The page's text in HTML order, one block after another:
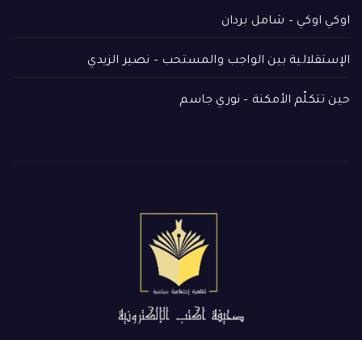
اوكي اوكي – شامل بردان
الإستقلالية بين الواجب والمستحب – نصير الزيدي
حين تتكلّم الأمكنة – نوري جاسم